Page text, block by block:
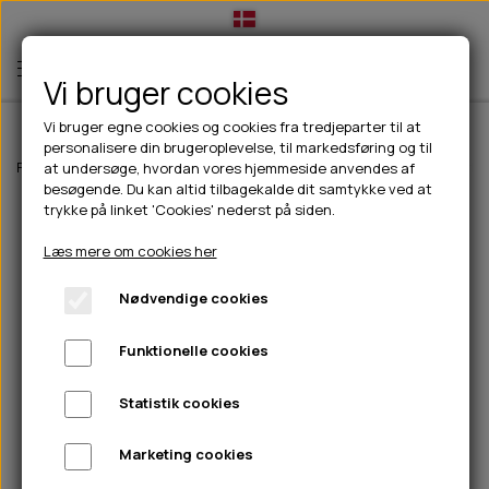
TIL HUND
💧FODER- VANDSKÅLE
CHICOPEE
GODBIDSTASKE
HALSBÅND
🦴 GODBIDDER & SNACKS
🍖 SMAGSVARIANTER
🎾 LEGETØJ
TÆNDER, ØRE, ØJE, POTER & NÆSE
🐾 UDSTYR & KOMFORT
TIL HUNDEEJER
DRIKKEFLASKER/TERMOFLASKER
HUER OG VANTER
PINEWOOD SALES
TIL KAT
TILBUD
NYHEDER
ABONNEMENT
Forside Til hunde Hundefoder Wolfsblut hundefoder Wolfsblut
Vi bruger cookies
Vi bruger egne cookies og cookies fra tredjeparter til at
personalisere din brugeroplevelse, til markedsføring og til
at undersøge, hvordan vores hjemmeside anvendes af
besøgende. Du kan altid tilbagekalde dit samtykke ved at
trykke på linket 'Cookies' nederst på siden.
Læs mere om cookies her
Nødvendige cookies
Funktionelle cookies
Statistik cookies
Marketing cookies